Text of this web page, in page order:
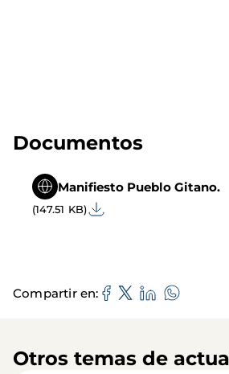
Documentos
Manifiesto Pueblo Gitano.
(147.51 KB)
Compartir en
Otros temas de